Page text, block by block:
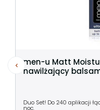
men-u Matt
nawilżający
Duo Set! Do 240 aplikacji
noc.